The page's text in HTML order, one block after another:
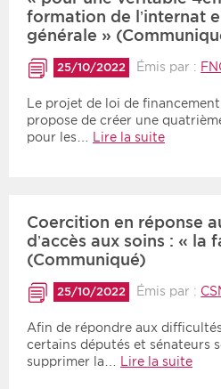
formation de l’internat
générale »
25/10/2022 Émis par :
Le projet de loi de
propose de créer une
pour les…
Lire la suite
Coercition en réponse
d’accès aux soins : « la
(Communiqué)
25/10/2022 Émis par :
Afin de répondre aux difficultés
certains députés et sénateurs
supprimer la…
Lire la suite